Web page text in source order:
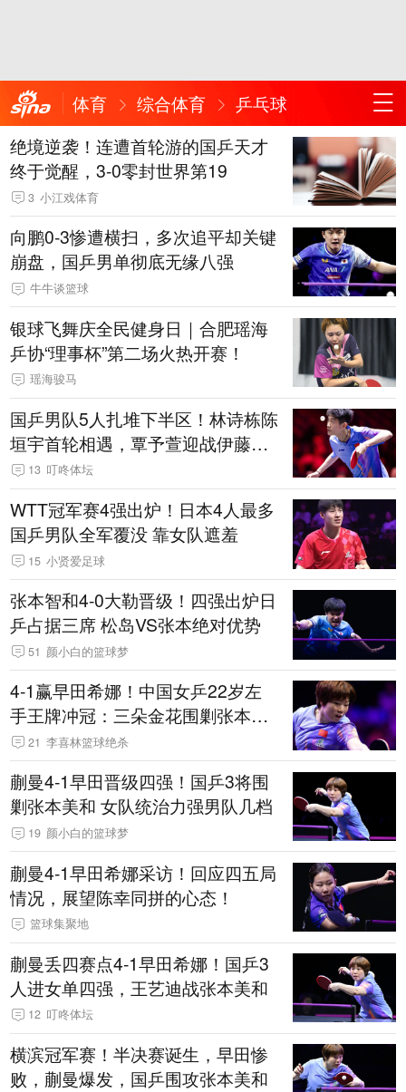
体育 综合体育
乒乓球
绝境逆袭！连遭首轮游的国乒天才
终于觉醒，3-0零封世界第19
3 小江戏体育
向鹏0-3惨遭横扫，多次追平却关键
崩盘，国乒男单彻底无缘八强
牛牛谈篮球
银球飞舞庆全民健身日｜合肥瑶海
乒协“理事杯”第二场火热开赛！
瑶海骏马
国乒男队5人扎堆下半区！林诗栋陈
垣宇首轮相遇，覃予萱迎战伊藤美
诚 13 叮咚体坛
WTT冠军赛4强出炉！日本4人最多
国乒男队全军覆没 靠女队遮羞
15 小贤爱足球
张本智和4-0大勒晋级！四强出炉日
乒占据三席 松岛VS张本绝对优势
51 颜小白的篮球梦
4-1赢早田希娜！中国女乒22岁左
手王牌冲冠：三朵金花围剿张本美
和 21 李喜林篮球绝杀
蒯曼4-1早田晋级四强！国乒3将围
剿张本美和 女队统治力强男队几档
19 颜小白的篮球梦
蒯曼4-1早田希娜采访！回应四五局
情况，展望陈幸同拼的心态！
篮球集聚地
蒯曼丢四赛点4-1早田希娜！国乒3
人进女单四强，王艺迪战张本美和
12 叮咚体坛
横滨冠军赛！半决赛诞生，早田惨
败，蒯曼爆发，国乒围攻张本美和